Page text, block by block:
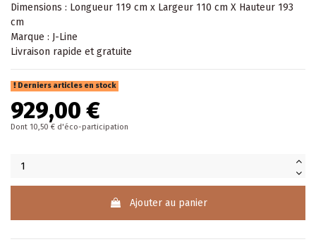
Dimensions : Longueur 119 cm x Largeur 110 cm X Hauteur 193
cm
Marque : J-Line
Livraison rapide et gratuite
Derniers articles en stock
929,00 €
Dont 10,50 € d'éco-participation
Ajouter au panier